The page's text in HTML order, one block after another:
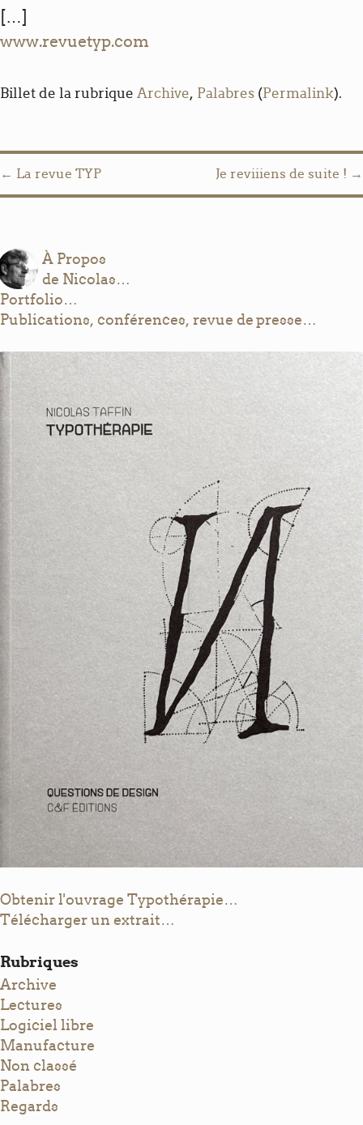
[…]
www.revuetyp.com
Billet de la rubrique Archive, Palabres (Permalink).
Post navigation
← La revue TYP Je reviiiens de suite ! →
À Propos
de Nicolas…
Portfolio…
Publications, conférences, revue de presse…
Obtenir l'ouvrage Typothérapie…
Télécharger un extrait…
Rubriques
Archive
Lectures
Logiciel libre
Manufacture
Non classé
Palabres
Regards